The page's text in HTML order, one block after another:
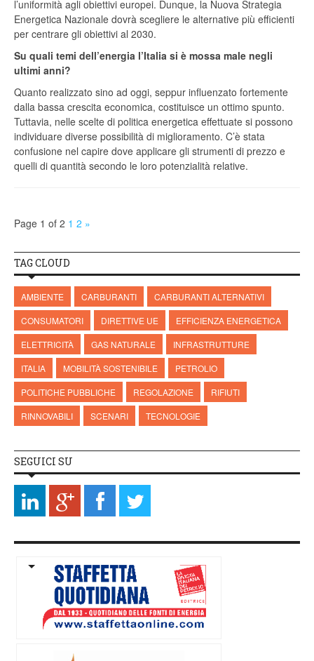
l’uniformità agli obiettivi europei. Dunque, la Nuova Strategia
Energetica Nazionale dovrà scegliere le alternative più efficienti
per centrare gli obiettivi al 2030.
Su quali temi dell’energia l’Italia si è mossa male negli
ultimi anni?
Quanto realizzato sino ad oggi, seppur influenzato fortemente
dalla bassa crescita economica, costituisce un ottimo spunto.
Tuttavia, nelle scelte di politica energetica effettuate si possono
individuare diverse possibilità di miglioramento. C’è stata
confusione nel capire dove applicare gli strumenti di prezzo e
quelli di quantità secondo le loro potenzialità relative.
Page 1 of 2 1 2 »
TAG CLOUD
AMBIENTE CARBURANTI
CARBURANTI ALTERNATIVI
CONSUMATORI
DIRETTIVE UE
EFFICIENZA ENERGETICA
ELETTRICITÀ
GAS NATURALE
INFRASTRUTTURE
ITALIA
MOBILITÀ SOSTENIBILE
PETROLIO
POLITICHE PUBBLICHE
REGOLAZIONE
RIFIUTI
RINNOVABILI
SCENARI TECNOLOGIE
SEGUICI SU